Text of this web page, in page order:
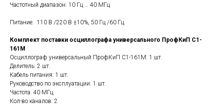
Частотный диапазон: 10 Гц … 40 МГц
Питание: 110 В /220 В ±10%, 50 Гц /60 Гц
Комплект поставки осциллографа универсального ПрофКиП С1-
161М
Осциллограф универсальный ПрофКиП С1-161М: 1 шт.
Делитель: 2 шт.
Кабель питания: 1 шт.
Руководство по эксплуатации: 1 шт.
Частота: 40 МГц
Кол-во каналов: 2